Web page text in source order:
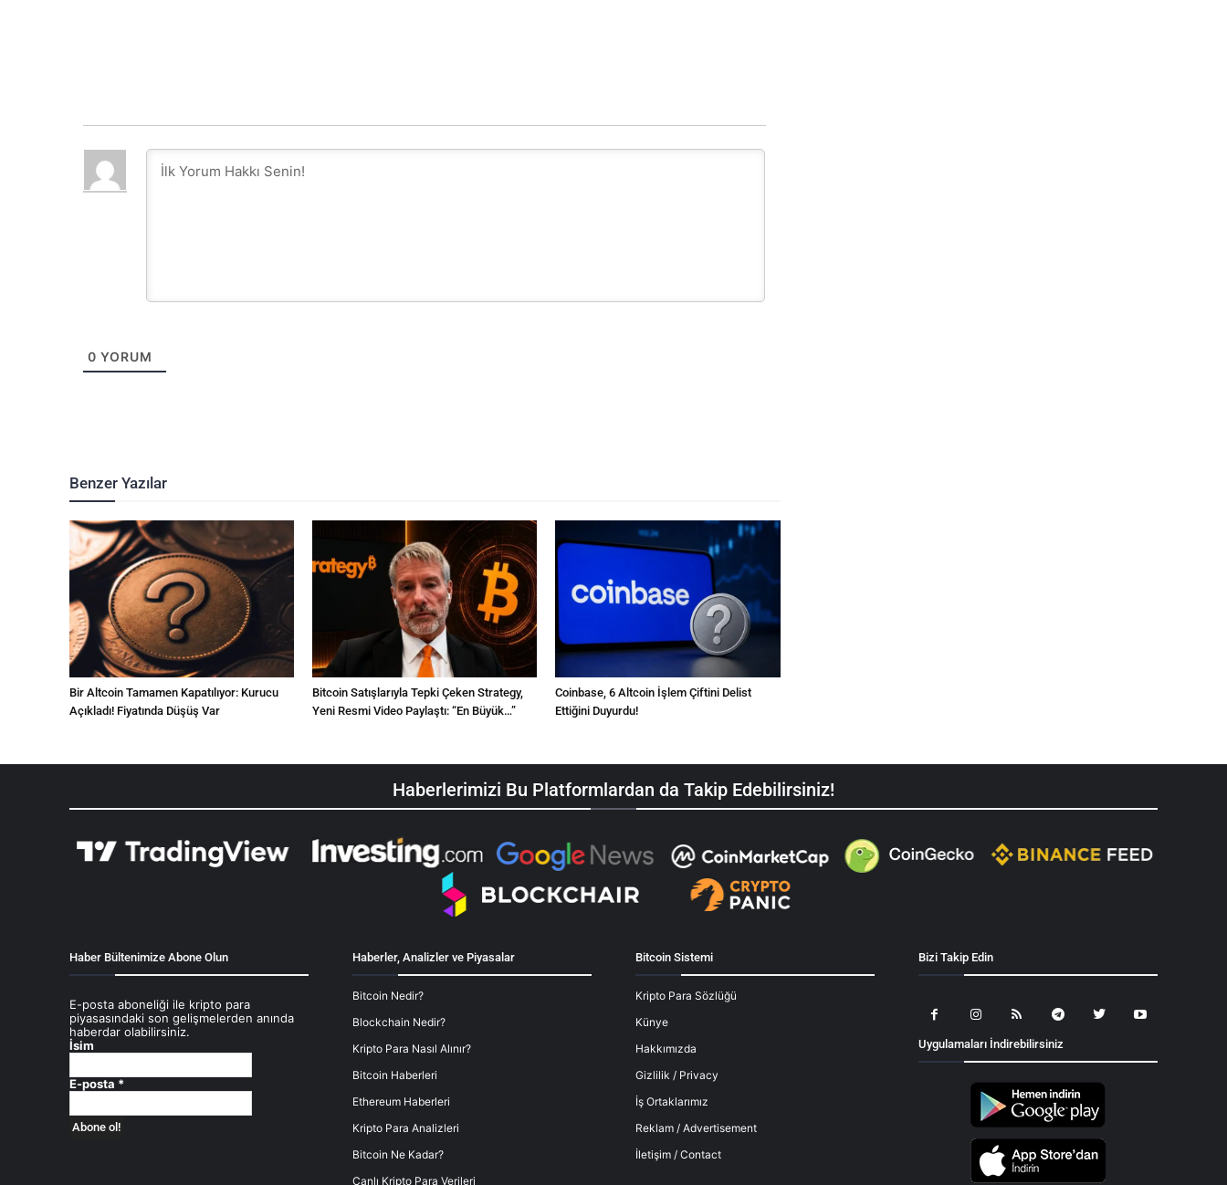
0 YORUM
Benzer Yazılar
Bir Altcoin Tamamen Kapatılıyor: Kurucu
Açıkladı! Fiyatında Düşüş Var
Bitcoin Satışlarıyla Tepki Çeken Strategy,
Yeni Resmi Video Paylaştı: “En Büyük…”
Coinbase, 6 Altcoin İşlem Çiftini Delist
Ettiğini Duyurdu!
Haberlerimizi Bu Platformlardan da Takip Edebilirsiniz!
Haber Bültenimize Abone Olun
E-posta aboneliği ile kripto para
piyasasındaki son gelişmelerden anında
haberdar olabilirsiniz.
İsim
E-posta *
Haberler, Analizler ve Piyasalar
Bitcoin Nedir?
Blockchain Nedir?
Kripto Para Nasıl Alınır?
Bitcoin Haberleri
Ethereum Haberleri
Kripto Para Analizleri
Bitcoin Ne Kadar?
Canlı Kripto Para Verileri
Bitcoin Sistemi
Kripto Para Sözlüğü
Künye
Hakkımızda
Gizlilik / Privacy
İş Ortaklarımız
Reklam / Advertisement
İletişim / Contact
Bizi Takip Edin
Uygulamaları İndirebilirsiniz